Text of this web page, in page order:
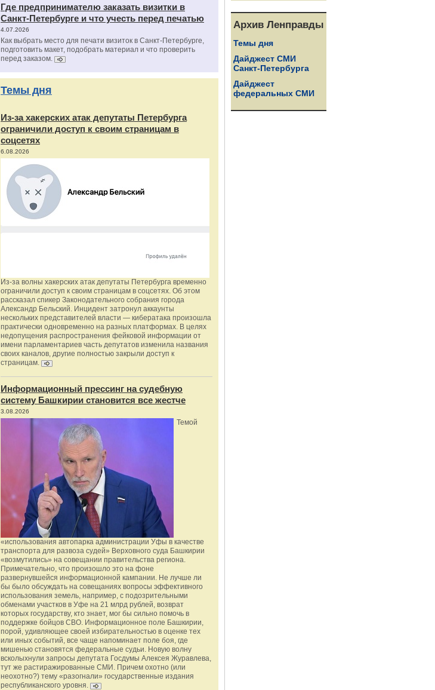
Где предпринимателю заказать визитки в
Санкт-Петербурге и что учесть перед печатью
4.07.2026
Как выбрать место для печати визиток в Санкт-Петербурге,
подготовить макет, подобрать материал и что проверить
перед заказом.
Темы дня
Из‑за хакерских атак депутаты Петербурга
ограничили доступ к своим страницам в
соцсетях
6.08.2026
Из‑за волны хакерских атак депутаты Петербурга временно
ограничили доступ к своим страницам в соцсетях. Об этом
рассказал спикер Законодательного собрания города
Александр Бельский. Инцидент затронул аккаунты
нескольких представителей власти — кибератака произошла
практически одновременно на разных платформах. В целях
недопущения распространения фейковой информации от
имени парламентариев часть депутатов изменила названия
своих каналов, другие полностью закрыли доступ к
страницам.
Информационный прессинг на судебную
систему Башкирии становится все жестче
3.08.2026
Темой
«использования автопарка администрации Уфы в качестве
транспорта для развоза судей» Верховного суда Башкирии
«возмутились» на совещании правительства региона.
Примечательно, что произошло это на фоне
развернувшейся информационной кампании. Не лучше ли
бы было обсуждать на совещаниях вопросы эффективного
использования земель, например, с подозрительными
обменами участков в Уфе на 21 млрд рублей, возврат
которых государству, кто знает, мог бы сильно помочь в
поддержке бойцов СВО. Информационное поле Башкирии,
порой, удивляющее своей избирательностью в оценке тех
или иных событий, все чаще напоминает поле боя, где
мишенью становятся федеральные судьи. Новую волну
всколыхнули запросы депутата Госдумы Алексея Журавлева,
тут же растиражированные СМИ. Причем охотно (или
неохотно?) тему «разогнали» государственные издания
республиканского уровня.
Архив Ленправды
Темы дня
Дайджест СМИ
Санкт-Петербурга
Дайджест
федеральных СМИ